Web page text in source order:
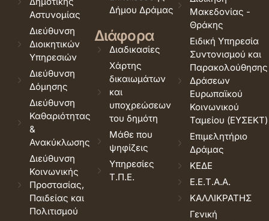
Αστυνομίας
Διεύθυνση
Διοικητικών
Υπηρεσιών
Διεύθυνση
Δόμησης
Διεύθυνση
Καθαριότητας
&
Ανακύκλωσης
Διεύθυνση
Κοινωνικής
Προστασίας,
Παιδείας και
Πολιτισμού
Δήμου Δράμας
Διάφορα
Διαδικασίες
Χάρτης
δικαιωμάτων
και
υποχρεώσεων
του δημότη
Μάθε που
ψηφίζεις
Υπηρεσίες
Τ.Π.Ε.
Μακεδονίας -
Θράκης
Ειδική Υπηρεσία
Συντονισμού και
Παρακολούθησης
Δράσεων
Ευρωπαϊκού
Κοινωνικού
Ταμείου (ΕΥΣΕΚΤ)
Επιμελητήριο
Δράμας
ΚΕΔΕ
Ε.Ε.Τ.Α.Α.
ΚΑΛΛΙΚΡΑΤΗΣ
Γενική